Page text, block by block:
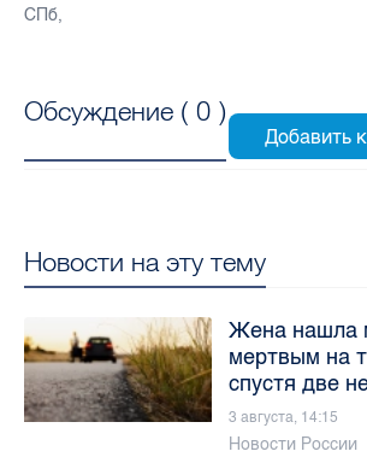
СПб,
Обсуждение ( 0 )
Новости на эту тему
Жена нашла
мертвым на
спустя две
3 августа, 14:15
Новости России